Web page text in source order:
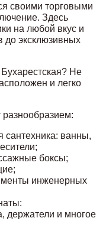
своими торговыми
Здесь
на любой вкус и
до эксклюзивных
Не
и легко
сантехника: ванны,
боксы;
инженерных
держатели и многое